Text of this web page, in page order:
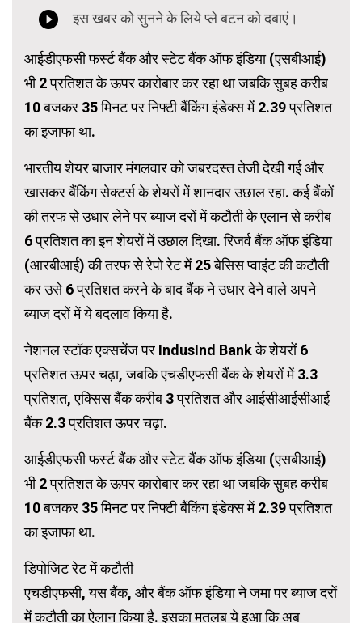
आईडीएफसी फर्स्ट बैंक और स्टेट बैंक ऑफ इंडिया (एसबीआई)
भी 2 प्रतिशत के ऊपर कारोबार कर रहा था जबकि सुबह करीब
10 बजकर 35 मिनट पर निफ्टी बैंकिंग इंडेक्स में 2.39 प्रतिशत
का इजाफा था.
भारतीय शेयर बाजार मंगलवार को जबरदस्त तेजी देखी गई और
खासकर बैंकिंग सेक्टर्स के शेयरों में शानदार उछाल रहा. कई बैंकों
की तरफ से उधार लेने पर ब्याज दरों में कटौती के एलान से करीब
6 प्रतिशत का इन शेयरों में उछाल दिखा. रिजर्व बैंक ऑफ इंडिया
(आरबीआई) की तरफ से रेपो रेट में 25 बेसिस प्वाइंट की कटौती
कर उसे 6 प्रतिशत करने के बाद बैंक ने उधार देने वाले अपने
ब्याज दरों में ये बदलाव किया है.
नेशनल स्टॉक एक्सचेंज पर IndusInd Bank के शेयरों 6
प्रतिशत ऊपर चढ़ा, जबकि एचडीएफसी बैंक के शेयरों में 3.3
प्रतिशत, एक्सिस बैंक करीब 3 प्रतिशत और आईसीआईसीआई
बैंक 2.3 प्रतिशत ऊपर चढ़ा.
आईडीएफसी फर्स्ट बैंक और स्टेट बैंक ऑफ इंडिया (एसबीआई)
भी 2 प्रतिशत के ऊपर कारोबार कर रहा था जबकि सुबह करीब
10 बजकर 35 मिनट पर निफ्टी बैंकिंग इंडेक्स में 2.39 प्रतिशत
का इजाफा था.
डिपोजिट रेट में कटौती
एचडीएफसी, यस बैंक, और बैंक ऑफ इंडिया ने जमा पर ब्याज दरों
में कटौती का ऐलान किया है. इसका मतलब ये हुआ कि अब